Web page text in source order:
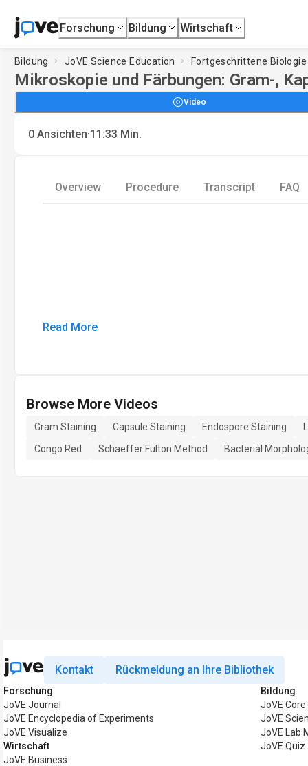
Forschung Bildung Wirtschaft
Bildung JoVE Science Education Fortgeschrittene Biologie
Mikroskopie und Färbungen: Gram-,
Video
0 Ansichten·11:33 Min.
Overview Procedure Transcript FAQ
Read More
Browse More Videos
Gram Staining Capsule Staining Endospore Staining
Congo Red
Schaeffer Fulton Method Bacterial
Kontakt Rückmeldung an Ihre Bibliothek
Forschung
JoVE Journal
JoVE Encyclopedia of Experiments
JoVE Visualize
Wirtschaft
JoVE Business
Bildung
JoVE Core
JoVE
JoVE Lab
JoVE Quiz